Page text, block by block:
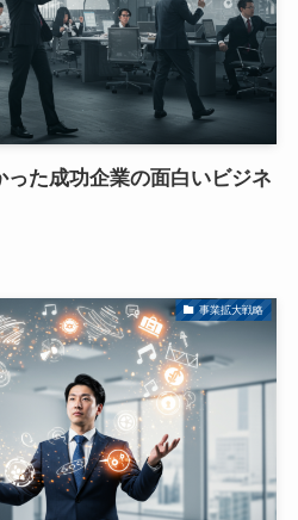
った成功企業の面白いビジネ
事業拡大戦略